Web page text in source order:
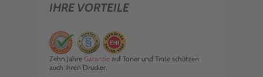
IHRE VORTEILE
Zehn Jahre Garantie auf Toner und Tinte schützen
auch Ihren Drucker.